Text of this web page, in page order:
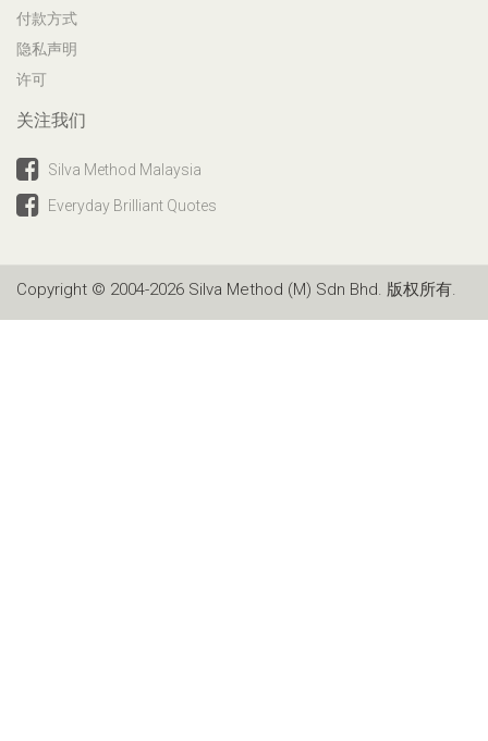
付款方式
隐私声明
许可
关注我们
Silva Method Malaysia
Everyday Brilliant Quotes
Copyright © 2004-2026 Silva Method (M) Sdn Bhd. 版权所有.